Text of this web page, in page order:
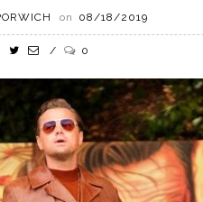
on 08/18/2019
0